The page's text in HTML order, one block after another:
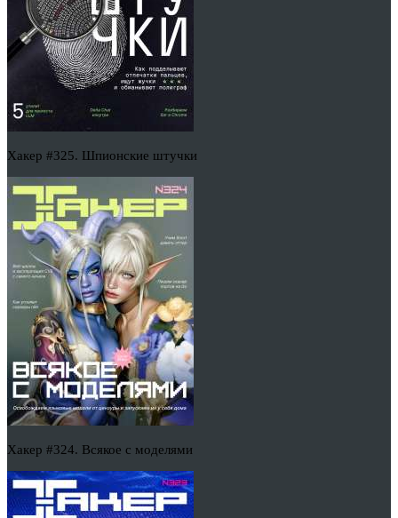
Хакер #325. Шпионские штучки
Хакер #324. Всякое с моделями